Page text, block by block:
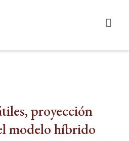
proyección
modelo híbrido